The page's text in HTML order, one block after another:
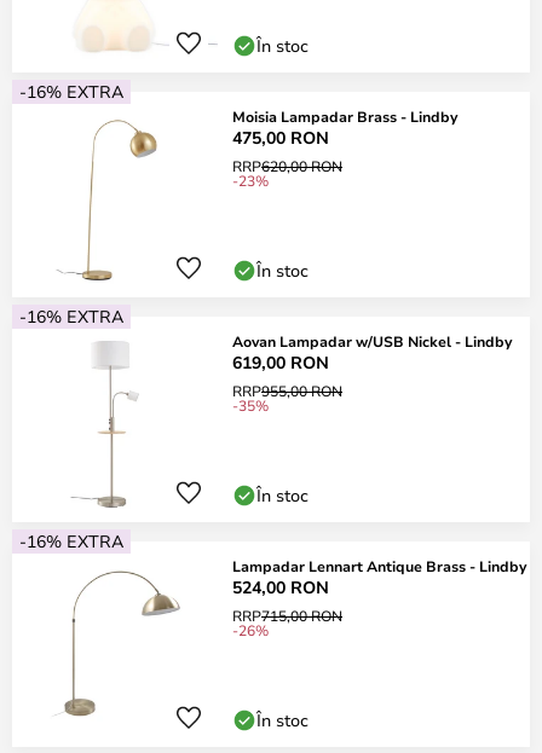
În stoc
-16% EXTRA
Moisia Lampadar Brass - Lindby
475,00 RON
RRP620,00 RON
-23%
În stoc
-16% EXTRA
Aovan Lampadar w/USB Nickel - Lindby
619,00 RON
RRP955,00 RON
-35%
În stoc
-16% EXTRA
Lampadar Lennart Antique Brass - Lindby
524,00 RON
RRP715,00 RON
-26%
În stoc